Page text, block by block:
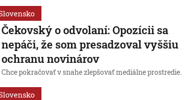
Čekovský o odvolaní: Opozícii sa
nepáči, že som presadzoval vyššiu
ochranu novinárov
Chce pokračovať v snahe zlepšovať mediálne prostredie.